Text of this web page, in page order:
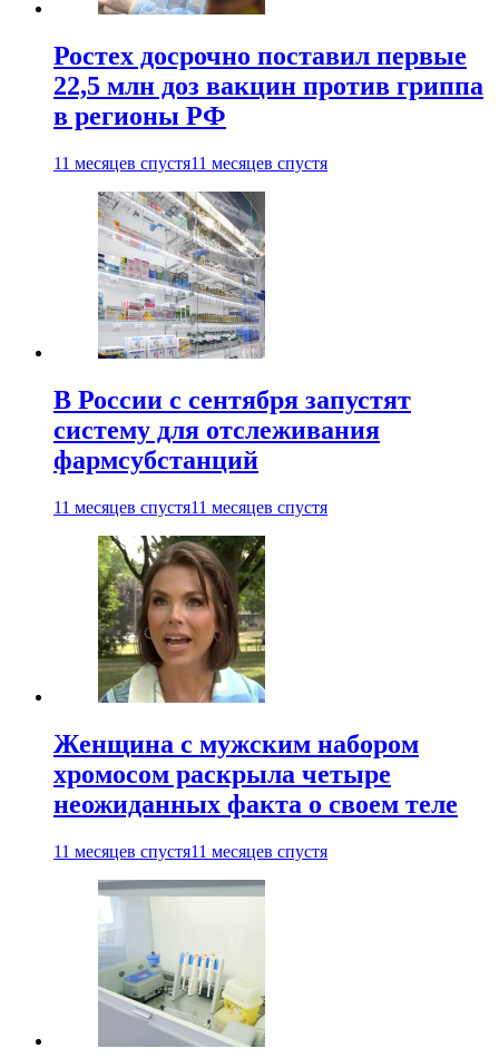
Ростех досрочно поставил первые
22,5 млн доз вакцин против гриппа
в регионы РФ
11 месяцев спустя11 месяцев спустя
В России с сентября запустят
систему для отслеживания
фармсубстанций
11 месяцев спустя11 месяцев спустя
Женщина с мужским набором
хромосом раскрыла четыре
неожиданных факта о своем теле
11 месяцев спустя11 месяцев спустя